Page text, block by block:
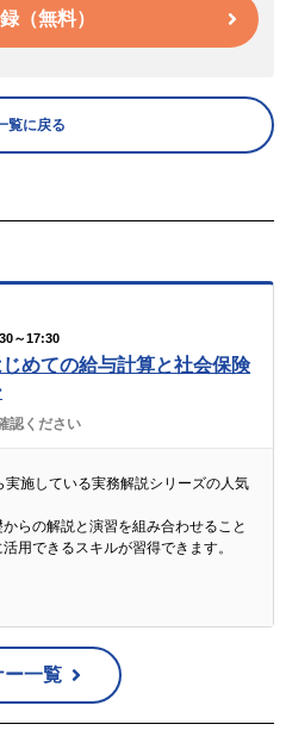
（無料）
覧に戻る
～17:30
じめての給与計算と社会保険
認ください
施している実務解説シリーズの人気
らの解説と演習を組み合わせること
用できるスキルが習得できます。
ー一覧